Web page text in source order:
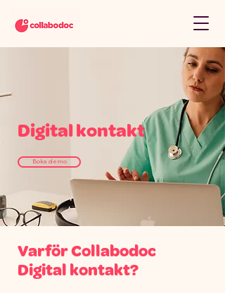
Digital kontakt
Boka demo
Varför Collabodoc
Digital kontakt?